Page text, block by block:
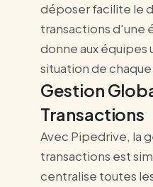
déposer facilite le
transactions d'une
donne aux équipes
situation de
Gestion
Transactions
Avec Pipedrive, la
transactions est
centralise toutes